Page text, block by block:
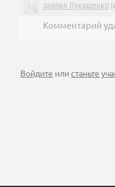
заявил Лукашенко
Комментарий
Войдите илистаньте